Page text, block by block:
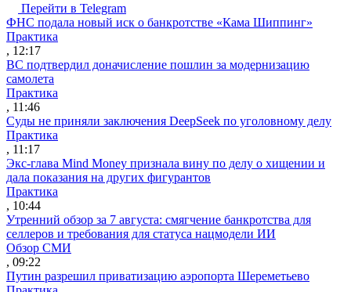
Перейти в Telegram
ФНС подала новый иск о банкротстве «Кама Шиппинг»
Практика
, 12:17
ВС подтвердил доначисление пошлин за модернизацию
самолета
Практика
, 11:46
Суды не приняли заключения DeepSeek по уголовному делу
Практика
, 11:17
Экс-глава Mind Money признала вину по делу о хищении и
дала показания на других фигурантов
Практика
, 10:44
Утренний обзор за 7 августа: смягчение банкротства для
селлеров и требования для статуса нацмодели ИИ
Обзор СМИ
, 09:22
Путин разрешил приватизацию аэропорта Шереметьево